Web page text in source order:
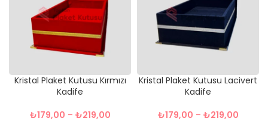
Kristal Plaket Kutusu Kırmızı
Kadife
₺179,00 – ₺219,00
Kristal Plaket Kutusu Lacivert
Kadife
₺179,00 – ₺219,00